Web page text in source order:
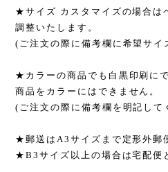
★サイズ カスタマイズの場合は
調整いたします。
(ご注文の際に備考欄に希望サイ
★カラーの商品でも白黒印刷に
商品をカラーにはできません。
(ご注文の際に備考欄を明記して
★郵送はA3サイズまで定形外郵
★B3サイズ以上の場合は宅配便